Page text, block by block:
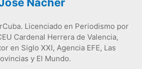
Licenciado en Periodismo por
Cardenal Herrera de Valencia,
en Siglo XXI, Agencia EFE, Las
y El Mundo.